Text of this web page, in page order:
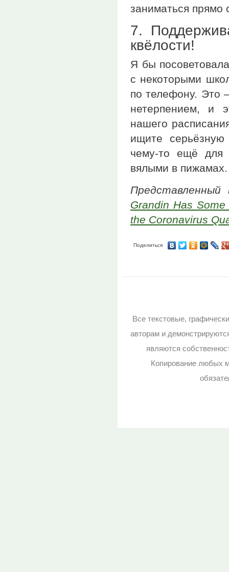
заниматься прямо
7.
квёлости!
Я бы
с некоторыми
по телефону. Это
нетерпением, и
нашего
ищите
чему-то ещё для
вялыми в пижамах.
Grandin Has
the Coronavirus
Поделиться
Все текстовые,
авторам и
являются
Копирование любых